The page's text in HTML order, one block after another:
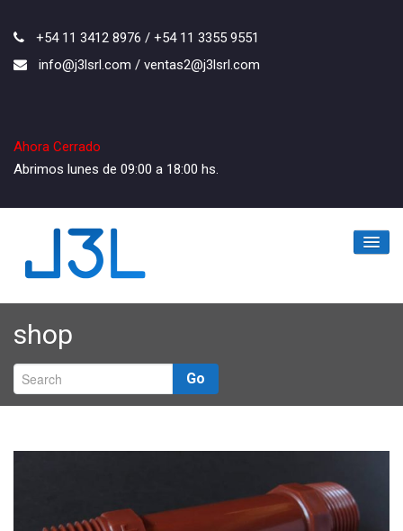
+54 11 3412 8976 / +54 11 3355 9551
info@j3lsrl.com / ventas2@j3lsrl.com
Ahora Cerrado
Abrimos lunes de 09:00 a 18:00 hs.
Inicio
La Empresa
Los Productos
Promociones
shop
Go